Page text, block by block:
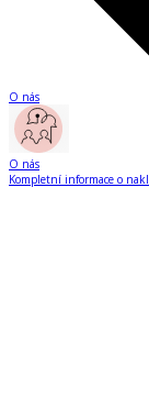
O nás
O nás
Kompletní informace o